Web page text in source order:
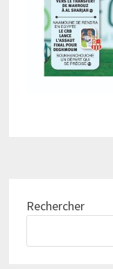
Rechercher